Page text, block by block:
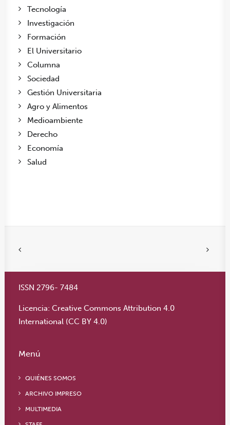
Tecnología
Investigación
Formación
El Universitario
Columna
Sociedad
Gestión Universitaria
Agro y Alimentos
Medioambiente
Derecho
Economía
Salud
ISSN 2796- 7484
Licencia: Creative Commons Attribution 4.0
International (CC BY 4.0)
Menú
QUIÉNES SOMOS
ARCHIVO IMPRESO
MULTIMEDIA